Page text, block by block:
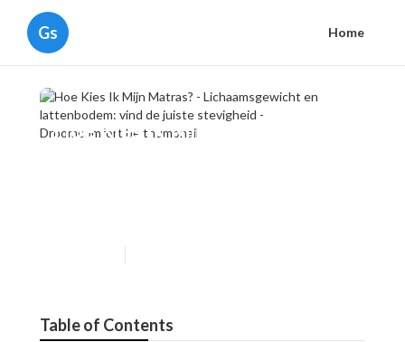
Gs Home
Hoe Kies Ik Mijn Matras? -
Table of Contents